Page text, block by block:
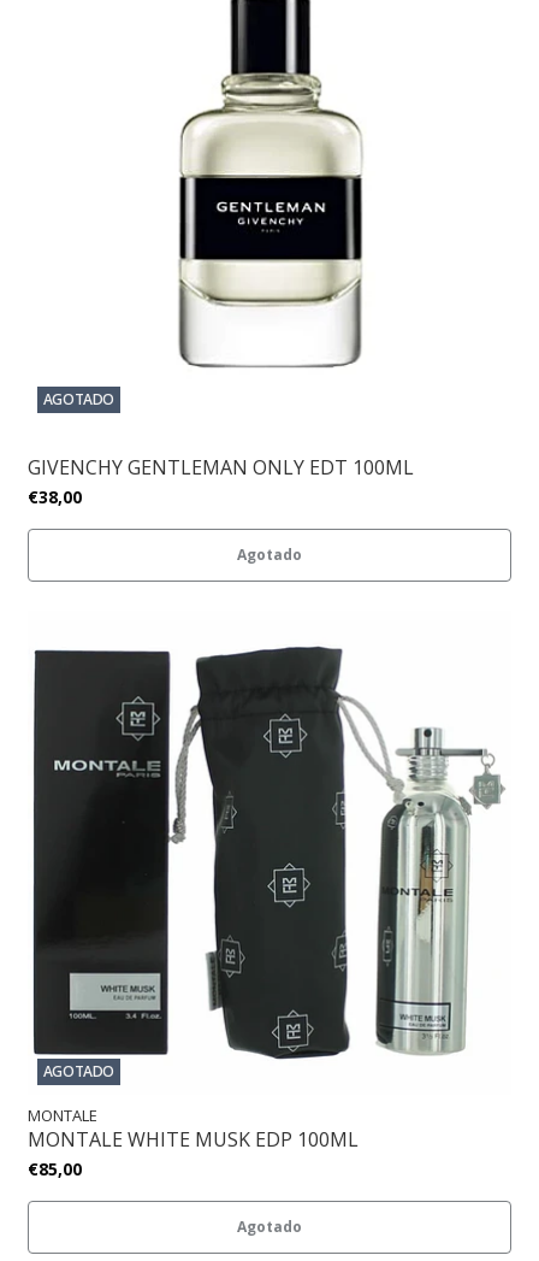
AGOTADO
GIVENCHY GENTLEMAN ONLY EDT 100ML
€38,00
Agotado
AGOTADO
MONTALE
MONTALE WHITE MUSK EDP 100ML
€85,00
Agotado